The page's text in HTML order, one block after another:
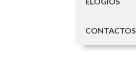
CONTACTOS